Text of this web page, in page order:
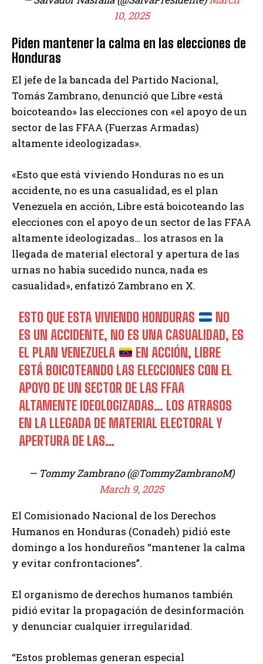
10, 2025
Piden mantener la calma en las elecciones de
Honduras
El jefe de la bancada del Partido Nacional,
Tomás Zambrano, denunció que Libre «está
boicoteando» las elecciones con «el apoyo de un
sector de las FFAA (Fuerzas Armadas)
altamente ideologizadas».
«Esto que está viviendo Honduras no es un
accidente, no es una casualidad, es el plan
Venezuela en acción, Libre está boicoteando las
elecciones con el apoyo de un sector de las FFAA
altamente ideologizadas… los atrasos en la
llegada de material electoral y apertura de las
urnas no había sucedido nunca, nada es
casualidad», enfatizó Zambrano en X.
ESTO QUE ESTA VIVIENDO HONDURAS
NO
ES UN ACCIDENTE, NO ES UNA CASUALIDAD, ES
EL PLAN VENEZUELA
EN ACCIÓN, LIBRE
ESTÁ BOICOTEANDO LAS ELECCIONES CON EL
APOYO DE UN SECTOR DE LAS FFAA
ALTAMENTE IDEOLOGIZADAS… LOS ATRASOS
EN LA LLEGADA DE MATERIAL ELECTORAL Y
APERTURA DE LAS…
— Tommy Zambrano (@TommyZambranoM)
March 9, 2025
El Comisionado Nacional de los Derechos
Humanos en Honduras (Conadeh) pidió este
domingo a los hondureños “mantener la calma
y evitar confrontaciones”.
El organismo de derechos humanos también
pidió evitar la propagación de desinformación
y denunciar cualquier irregularidad.
“Estos problemas generan especial